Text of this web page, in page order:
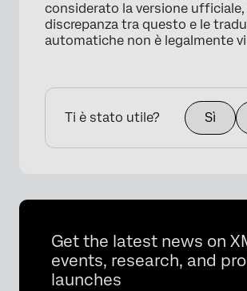
considerato la versione ufficiale,
discrepanza tra questo e le
automatiche non è legalmente
Ti è stato utile? Sì
Get the latest news on
events, research, and
launches